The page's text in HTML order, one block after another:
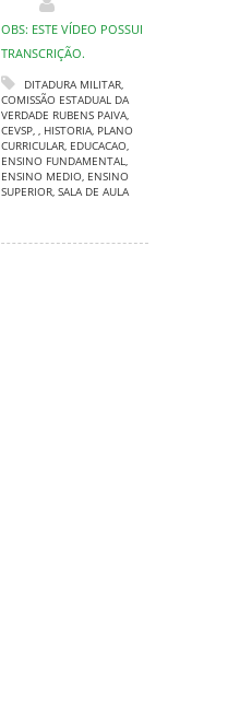
OBS: ESTE VÍDEO POSSUI
TRANSCRIÇÃO.
DITADURA MILITAR,
COMISSÃO ESTADUAL DA
VERDADE RUBENS PAIVA,
CEVSP, , HISTORIA, PLANO
CURRICULAR, EDUCACAO,
ENSINO FUNDAMENTAL,
ENSINO MEDIO, ENSINO
SUPERIOR, SALA DE AULA